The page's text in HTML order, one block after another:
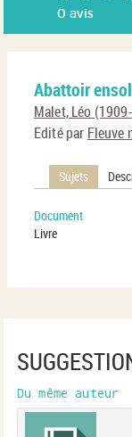
0avis
Abattoir
Malet, Léo
Edité par Fleuve
Sujets
Document
Livre
Du même auteur